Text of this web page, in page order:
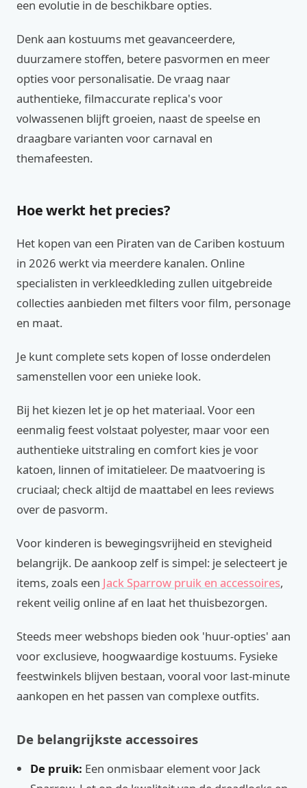
een evolutie in de beschikbare opties.
Denk aan kostuums met geavanceerdere,
duurzamere stoffen, betere pasvormen en meer
opties voor personalisatie. De vraag naar
authentieke, filmaccurate replica's voor
volwassenen blijft groeien, naast de speelse en
draagbare varianten voor carnaval en
themafeesten.
Hoe werkt het precies?
Het kopen van een Piraten van de Cariben kostuum
in 2026 werkt via meerdere kanalen. Online
specialisten in verkleedkleding zullen uitgebreide
collecties aanbieden met filters voor film, personage
en maat.
Je kunt complete sets kopen of losse onderdelen
samenstellen voor een unieke look.
Bij het kiezen let je op het materiaal. Voor een
eenmalig feest volstaat polyester, maar voor een
authentieke uitstraling en comfort kies je voor
katoen, linnen of imitatieleer. De maatvoering is
cruciaal; check altijd de maattabel en lees reviews
over de pasvorm.
Voor kinderen is bewegingsvrijheid en stevigheid
belangrijk. De aankoop zelf is simpel: je selecteert je
items, zoals een Jack Sparrow pruik en accessoires,
rekent veilig online af en laat het thuisbezorgen.
Steeds meer webshops bieden ook 'huur-opties' aan
voor exclusieve, hoogwaardige kostuums. Fysieke
feestwinkels blijven bestaan, vooral voor last-minute
aankopen en het passen van complexe outfits.
De belangrijkste accessoires
De pruik: Een onmisbaar element voor Jack